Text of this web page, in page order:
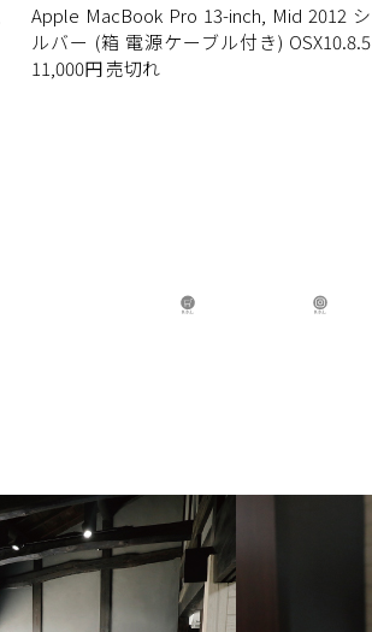
Apple MacBook Pro 13-inch, Mid 2012 シ
ルバー (箱 電源ケーブル付き) OSX10.8.5
11,000円 売切れ
B.B.L Store